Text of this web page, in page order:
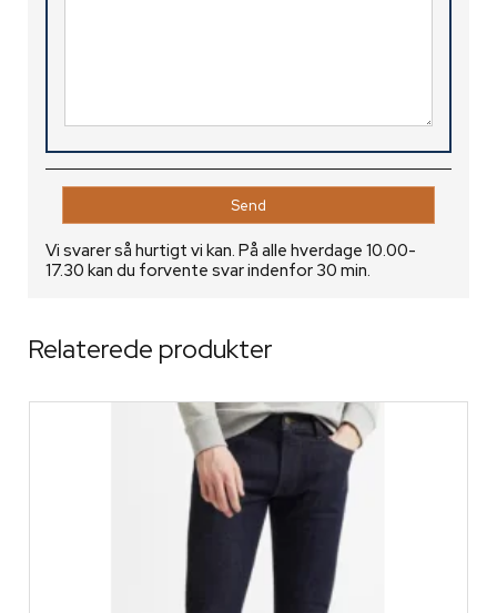
Vi svarer så hurtigt vi kan. På alle hverdage 10.00-
17.30 kan du forvente svar indenfor 30 min.
Relaterede produkter